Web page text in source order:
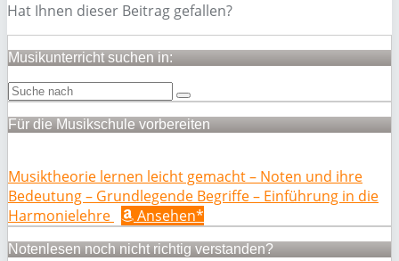
Hat Ihnen dieser Beitrag gefallen?
Musikunterricht suchen in:
Für die Musikschule vorbereiten
Musiktheorie lernen leicht gemacht – Noten und ihre
Bedeutung – Grundlegende Begriffe – Einführung in die
Harmonielehre
Ansehen*
Notenlesen noch nicht richtig verstanden?